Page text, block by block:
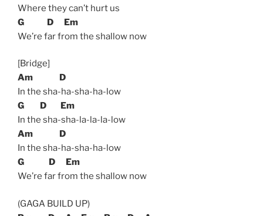
Where they can’t hurt us
G
D
Em
We’re far from the shallow now
[Bridge]
Am
D
In the sha-ha-sha-ha-low
G
D
Em
In the sha-sha-la-la-la-low
Am
D
In the sha-ha-sha-ha-low
G
D
Em
We’re far from the shallow now
(GAGA BUILD UP)